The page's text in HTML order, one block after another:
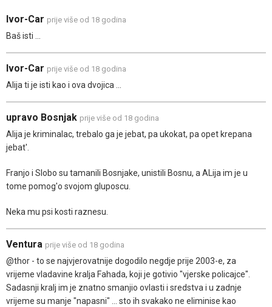
Ivor-Car prije više od 18 godina
Baš isti ...
Ivor-Car prije više od 18 godina
Alija ti je isti kao i ova dvojica ...
upravo Bosnjak prije više od 18 godina
Alija je kriminalac, trebalo ga je jebat, pa ukokat, pa opet krepana
jebat'.
Franjo i Slobo su tamanili Bosnjake, unistili Bosnu, a ALija im je u
tome pomog'o svojom gluposcu.
Neka mu psi kosti raznesu.
Ventura prije više od 18 godina
@thor - to se najvjerovatnije dogodilo negdje prije 2003-e, za
vrijeme vladavine kralja Fahada, koji je gotivio "vjerske policajce".
Sadasnji kralj im je znatno smanjio ovlasti i sredstva i u zadnje
vrijeme su manje "napasni" ... sto ih svakako ne eliminise kao